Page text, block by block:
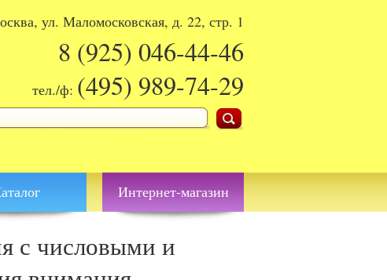
ул. Маломосковская, д. 22, стр. 1
8 (925) 046-44-46
тел./ф: (495) 989-74-29
поиска
Интернет-магазин
с числовыми и